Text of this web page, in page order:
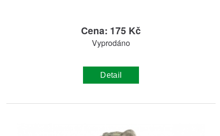
Cena: 175 Kč
Vyprodáno
Detail